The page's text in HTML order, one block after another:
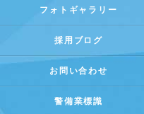
フォトギャラリー
採用ブログ
お問い合わせ
警備業標識